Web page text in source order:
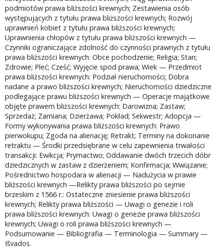
podmiotów prawa bliższości krewnych; Zestawienia osób
występujących z tytułu prawa bliższości krewnych; Rozwój
uprawnień kobiet z tytułu prawa bliższości krewnych;
Uprawnienia chłopów z tytułu prawa bliższości krewnych —
Czynniki ograniczające zdolność do czynności prawnych z tytułu
prawa bliższości krewnych: Obce pochodzenie; Religia; Stan;
Zdrowie; Pleć; Cześć; Wyjęcie spod prawa; Wiek — Przedmiot
prawa bliższości krewnych: Podział nieruchomości; Dobra
nadane a prawo bliższości krewnych; Nieruchomości dziedziczne
podlegające prawu bliższości krewnych — Operacje majątkowe
objęte prawem bliższości krewnych: Darowizna; Zastaw;
Sprzedaż; Zamiana; Dzierżawa; Pokład; Sekwestr; Adopcja —
Formy wykonywania prawa bliższości krewnych: Prawo
pierwokupu; Zgoda na alienację; Retrakt; Terminy na dokonanie
retraktu — Środki przedsiębrane w celu zapewnienia trwałości
transakcji: Ewikcja; Prymactwo; Oddawanie dwóch trzecich dóbr
dziedzicznych w zastaw z dzierżeniem; Konfirmacja; Wwiązanie;
Pośrednictwo hospodara w alienacji — Nadużycia w prawie
bliższości krewnych —Relikty prawa bliższości po sejmie
brzeskim z 1566 r.: Ostateczne zniesienie prawa bliższości
krewnych; Relikty prawa bliższości — Uwagi o genezie i roli
prawa bliższości krewnych: Uwagi o genezie prawa bliższości
krewnych; Uwagi o roli prawa bliższości krewnych —
Podsumowanie — Bibliografia — Terminologia — Summary —
Išvados.